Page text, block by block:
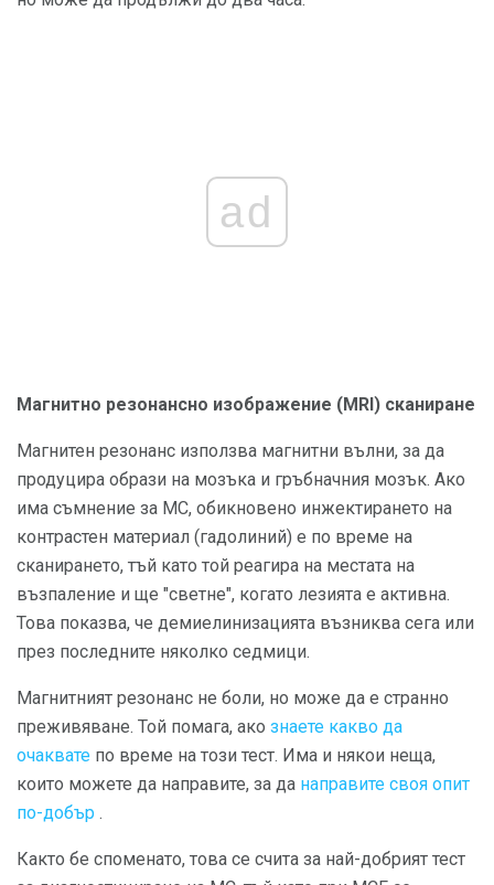
ad
Магнитно резонансно изображение (MRI) сканиране
Магнитен резонанс използва магнитни вълни, за да
продуцира образи на мозъка и гръбначния мозък. Ако
има съмнение за МС, обикновено инжектирането на
контрастен материал (гадолиний) е по време на
сканирането, тъй като той реагира на местата на
възпаление и ще "светне", когато лезията е активна.
Това показва, че демиелинизацията възниква сега или
през последните няколко седмици.
Магнитният резонанс не боли, но може да е странно
преживяване. Той помага, ако знаете какво да
очаквате по време на този тест. Има и някои неща,
които можете да направите, за да направите своя опит
по-добър .
Както бе споменато, това се счита за най-добрият тест